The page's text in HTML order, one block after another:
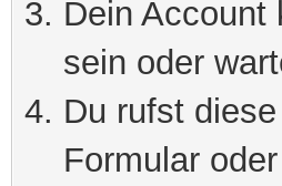
Dein Account
sein oder
Du rufst
Formular